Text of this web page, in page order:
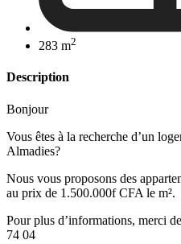
283 m2
Description
Bonjour
Vous êtes à la recherche d’un
Almadies?
Nous vous proposons des
au prix de 1.500.000f CFA le m².
Pour plus d’informations, merci
74 04